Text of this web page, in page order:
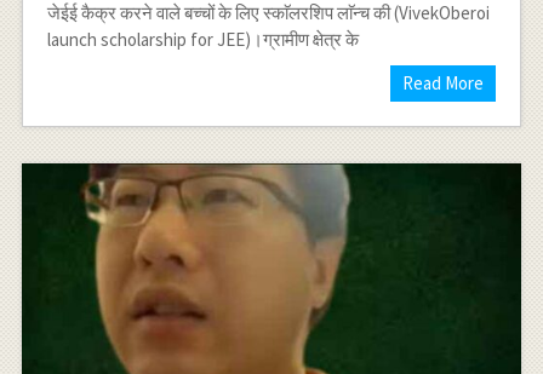
जेईई कैक्र करने वाले बच्चों के लिए स्काॅलरशिप लाॅन्च की (VivekOberoi
launch scholarship for JEE)।ग्रामीण क्षेत्र के
Read More